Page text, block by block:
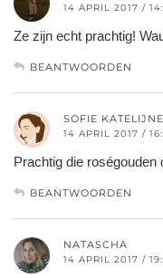
14 APRIL 2017 /
Ze zijn echt prachtig!
BEANTWOORDEN
SOFIE KATELIJNE
14 APRIL 2017 /
Prachtig die roségouden
BEANTWOORDEN
NATASCHA
14 APRIL 2017 /